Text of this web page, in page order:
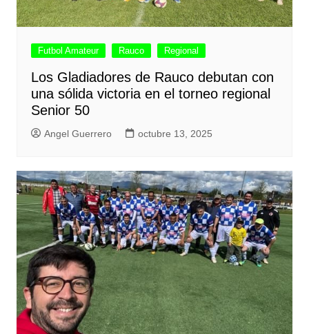
Futbol Amateur Rauco Regional
Los Gladiadores de Rauco debutan con
una sólida victoria en el torneo regional
Senior 50
Angel Guerrero octubre 13, 2025